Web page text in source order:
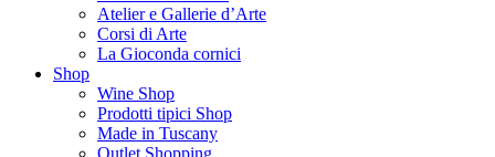
Atelier e Gallerie d’Arte
Corsi di Arte
La Gioconda cornici
Shop
Wine Shop
Prodotti tipici Shop
Made in Tuscany